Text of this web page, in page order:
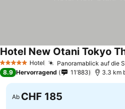
5 Sterne Hotel Panoramablick auf die
Hotel New Otani Tokyo
8.9 Hervorragend 11’883 3.3 km
Ab CHF 185